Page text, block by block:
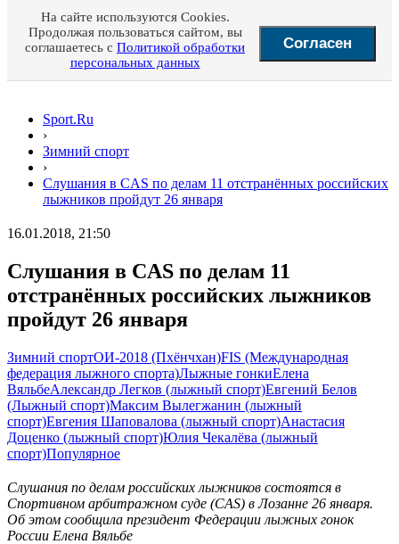
На сайте используются Cookies.
Продолжая пользоваться сайтом, вы
соглашаетесь с Политикой обработки
персональных данных
Согласен
Sport.Ru
›
Зимний спорт
›
Слушания в CAS по делам 11 отстранённых российских
лыжников пройдут 26 января
16.01.2018, 21:50
Слушания в CAS по делам 11
отстранённых российских лыжников
пройдут 26 января
Зимний спортОИ-2018 (Пхёнчхан)FIS (Международная
федерация лыжного спорта)Лыжные гонкиЕлена
ВяльбеАлександр Легков (лыжный спорт)Евгений Белов
(Лыжный спорт)Максим Вылегжанин (лыжный
спорт)Евгения Шаповалова (лыжный спорт)Анастасия
Доценко (лыжный спорт)Юлия Чекалёва (лыжный
спорт)Популярное
Слушания по делам российских лыжников состоятся в
Спортивном арбитражном суде (CAS) в Лозанне 26 января.
Об этом сообщила президент Федерации лыжных гонок
России Елена Вяльбе